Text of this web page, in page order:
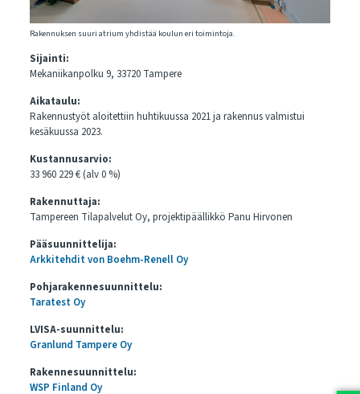
Rakennuksen suuri atrium yhdistää koulun eri toimintoja.
Sijainti:
Mekaniikanpolku 9, 33720 Tampere
Aikataulu:
Rakennustyöt aloitettiin huhtikuussa 2021 ja rakennus valmistui
kesäkuussa 2023.
Kustannusarvio:
33 960 229 € (alv 0 %)
Rakennuttaja:
Tampereen Tilapalvelut Oy, projektipäällikkö Panu Hirvonen
Pääsuunnittelija:
Arkkitehdit von Boehm-Renell Oy
Pohjarakennesuunnittelu:
Taratest Oy
LVISA-suunnittelu:
Granlund Tampere Oy
Rakennesuunnittelu:
WSP Finland Oy